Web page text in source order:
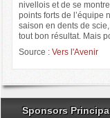
nivellois et de se
points forts de l’équipe
saison en dents de
tout bon résultat. Mais
Source : Vers l'Avenir
Sponsors